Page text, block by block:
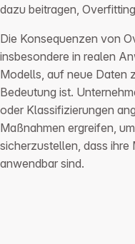
dazu beitragen,
Die Konsequenzen von
insbesondere in realen
Modells, auf neue Daten
Bedeutung ist.
oder Klassifizierungen
Maßnahmen ergreifen,
sicherzustellen, dass ihre
anwendbar sind.